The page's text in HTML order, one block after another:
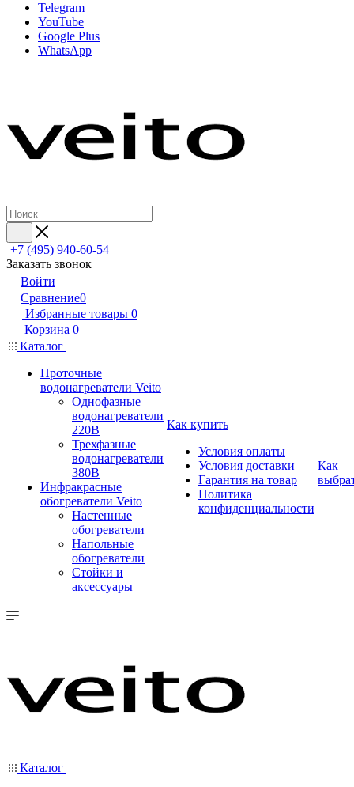
Telegram
YouTube
Google Plus
WhatsApp
+7 (495) 940-60-54
Заказать звонок
Войти
Сравнение0
Избранные товары 0
Корзина 0
Каталог
Проточные
водонагреватели Veito
Однофазные
водонагреватели
220В
Трехфазные
водонагреватели
380В
Инфракрасные
обогреватели Veito
Настенные
обогреватели
Напольные
обогреватели
Стойки и
аксессуары
Как купить
Условия оплаты
Условия доставки
Гарантия на товар
Политика
конфиденциальности
Как
Каталог